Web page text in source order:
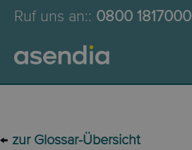
Ruf uns an:: 0800 1817000
← zur Glossar-Übersicht